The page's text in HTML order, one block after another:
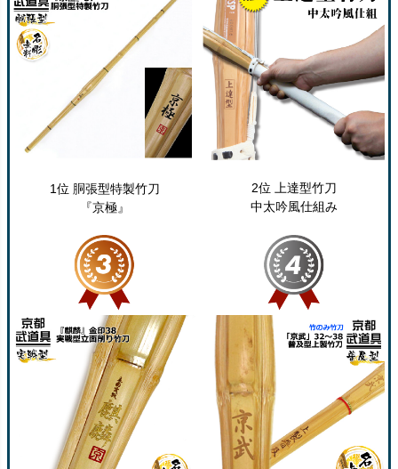
1位 胴張型特製竹刀
『京極』
2位 上達型竹刀
中太吟風仕組み